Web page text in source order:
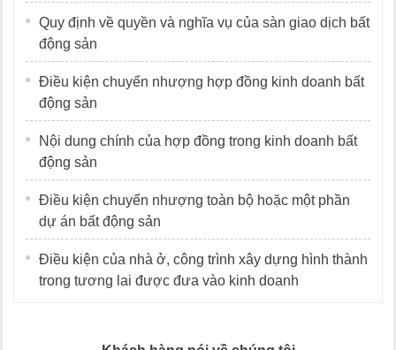
Quy định về quyền và nghĩa vụ của sàn giao dịch bất
động sản
Điều kiện chuyển nhượng hợp đồng kinh doanh bất
động sản
Nội dung chính của hợp đồng trong kinh doanh bất
động sản
Điều kiện chuyển nhượng toàn bộ hoặc một phần
dự án bất động sản
Điều kiện của nhà ở, công trình xây dựng hình thành
trong tương lai được đưa vào kinh doanh